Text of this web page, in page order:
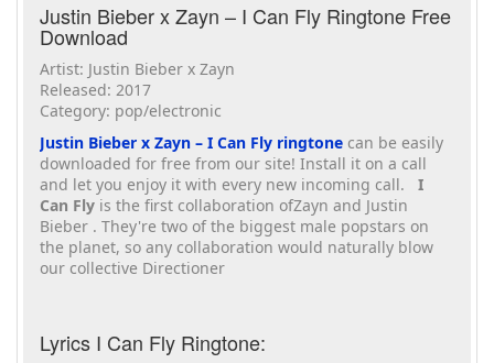
Justin Bieber x Zayn – I Can Fly Ringtone Free
Download
Artist: Justin Bieber x Zayn
Released: 2017
Category: pop/electronic
Justin Bieber x Zayn – I Can Fly ringtone can be easily
downloaded for free from our site! Install it on a call
and let you enjoy it with every new incoming call. I
Can Fly is the first collaboration ofZayn and Justin
Bieber . They're two of the biggest male popstars on
the planet, so any collaboration would naturally blow
our collective Directioner
Lyrics I Can Fly Ringtone: